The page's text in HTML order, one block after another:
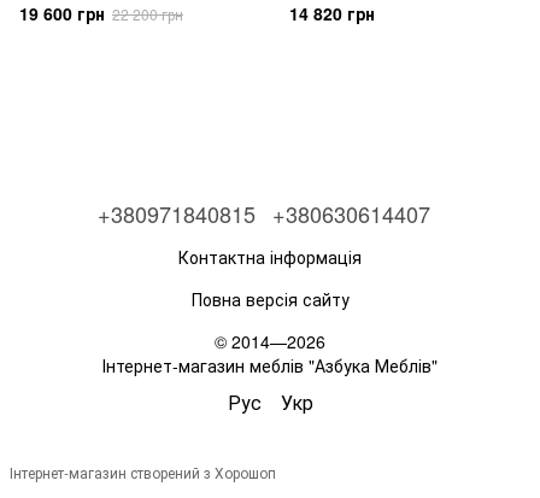
19 600 грн 22 200 грн 14 820 грн
+380971840815 +380630614407
Контактна інформація
Повна версія сайту
© 2014—2026
Інтернет-магазин меблів "Азбука Меблів"
Рус Укр
Інтернет-магазин створений з Хорошоп